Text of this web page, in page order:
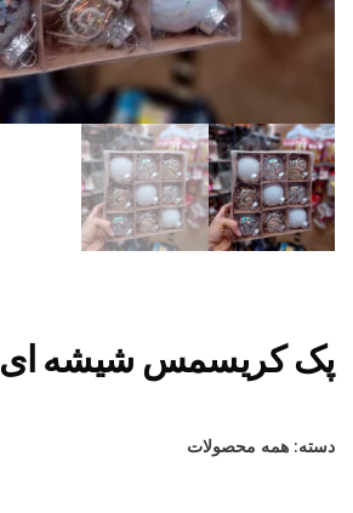
پک کریسمس شیشه ای
دسته: همه محصولات